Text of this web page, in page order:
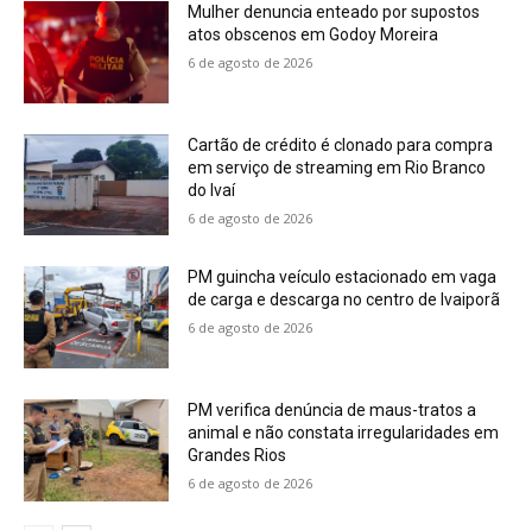
Mulher denuncia enteado por supostos
atos obscenos em Godoy Moreira
6 de agosto de 2026
Cartão de crédito é clonado para compra
em serviço de streaming em Rio Branco
do Ivaí
6 de agosto de 2026
PM guincha veículo estacionado em vaga
de carga e descarga no centro de Ivaiporã
6 de agosto de 2026
PM verifica denúncia de maus-tratos a
animal e não constata irregularidades em
Grandes Rios
6 de agosto de 2026